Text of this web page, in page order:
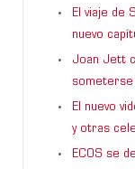
El viaje de
nuevo
Joan Jett
someterse
El nuevo
y otras
ECOS se